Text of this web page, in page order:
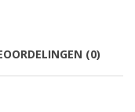
(0)